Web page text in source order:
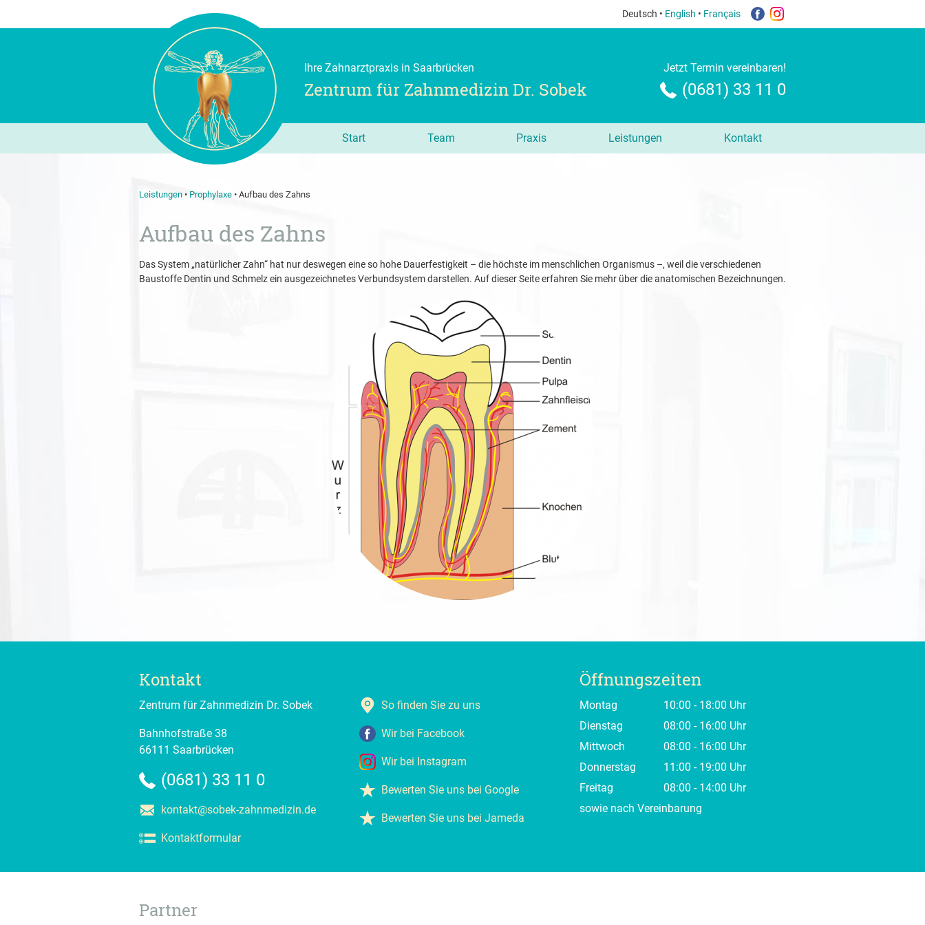
Deutsch • English • Français
Ihre Zahnarztpraxis in Saarbrücken
Zentrum für Zahnmedizin Dr. Sobek
Jetzt Termin vereinbaren!
(0681) 33 11 0
Navigation
überspringen
Start Team Praxis Leistungen Kontakt
Leistungen • Prophylaxe • Aufbau des Zahns
Aufbau des Zahns
Das System „natürlicher Zahn“ hat nur deswegen eine so hohe Dauerfestigkeit – die höchste im menschlichen Organismus –, weil die verschiedenen
Baustoffe Dentin und Schmelz ein ausgezeichnetes Verbundsystem darstellen. Auf dieser Seite erfahren Sie mehr über die anatomischen Bezeichnungen.
Kontakt
Zentrum für Zahnmedizin Dr. Sobek
Bahnhofstraße 38
66111 Saarbrücken
(0681) 33 11 0
kontakt@sobek-zahnmedizin.de
Kontaktformular
So finden Sie zu uns
Wir bei Facebook
Wir bei Instagram
Bewerten Sie uns bei Google
Bewerten Sie uns bei Jameda
Öffnungszeiten
Montag
10:00 - 18:00 Uhr
Dienstag
08:00 - 16:00 Uhr
Mittwoch
08:00 - 16:00 Uhr
Donnerstag
11:00 - 19:00 Uhr
Freitag
08:00 - 14:00 Uhr
sowie nach Vereinbarung
Partner